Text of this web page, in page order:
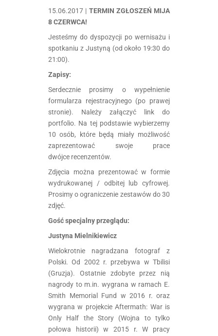
15.06.2017 | TERMIN ZGŁOSZEŃ MIJA
8 CZERWCA!
Jesteśmy do dyspozycji po wernisażu i
spotkaniu z Justyną (od około 19:30 do
21:00).
Zapisy:
Serdecznie prosimy o wypełnienie
formularza rejestracyjnego (po prawej
stronie). Należy załączyć link do
portfolio. Na tej podstawie wybierzemy
10 osób, które będą miały możliwość
zaprezentować swoje prace
dwójce recenzentów.
Zdjęcia można prezentować w formie
wydrukowanej / odbitej lub cyfrowej.
Prosimy o ograniczenie zestawów do 30
zdjęć.
Gość specjalny przeglądu:
Justyna Mielnikiewicz
Wielokrotnie nagradzana fotograf z
Polski. Od 2002 r. przebywa w Tbilisi
(Gruzja). Ostatnie zdobyte przez nią
nagrody to m.in. wygrana w ramach E.
Smith Memorial Fund w 2016 r. oraz
wygrana w projekcie Aftermath: War is
Only Half the Story (Wojna to tylko
połowa historii) w 2015 r. W pracy